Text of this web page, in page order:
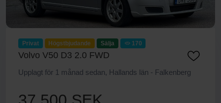
Privat Högstbjudande Sälja 170
Volvo V50 D3 2.0 FWD
Upplagt för 1 månad sedan, Hallands län - Falkenberg